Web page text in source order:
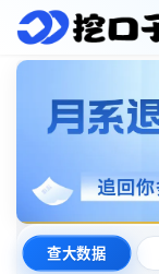
查大数据